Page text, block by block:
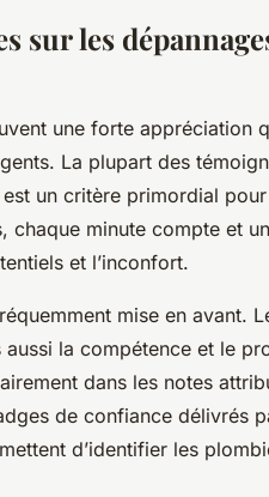
sur les
une forte appréciation
La plupart des
un critère primordial
chaque minute compte et
et l’inconfort.
mise en avant.
la compétence et le
dans les notes
de confiance délivrés
d’identifier les